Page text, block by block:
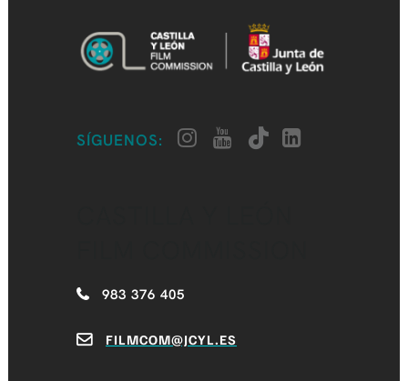
SÍGUENOS:
983 376 405
FILMCOM@JCYL.ES